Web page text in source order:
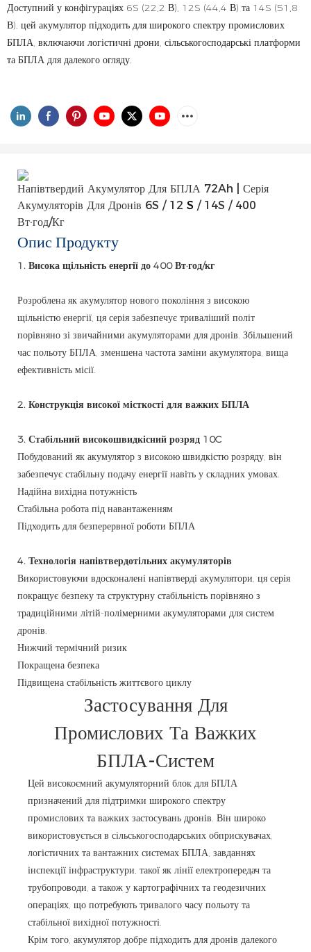
Доступний у конфігураціях 6S (22,2 В), 12S (44,4 В) та 14S (51,8
В), цей акумулятор підходить для широкого спектру промислових
БПЛА, включаючи логістичні дрони, сільськогосподарські платформи
та БПЛА для далекого огляду.
Напівтвердий Акумулятор Для БПЛА 72Ah | Серія
Акумуляторів Для Дронів 6S / 12 S / 14S / 400
Вт·год/кг
Опис Продукту
1. Висока щільність енергії до 400 Вт·год/кг
Розроблена як акумулятор нового покоління з високою
щільністю енергії, ця серія забезпечує триваліший політ
порівняно зі звичайними акумуляторами для дронів. Збільшений
час польоту БПЛА, зменшена частота заміни акумулятора, вища
ефективність місії.
2. Конструкція високої місткості для важких БПЛА
3. Стабільний високошвидкісний розряд 10C
Побудований як акумулятор з високою швидкістю розряду, він
забезпечує стабільну подачу енергії навіть у складних умовах.
Надійна вихідна потужність
Стабільна робота під навантаженням
Підходить для безперервної роботи БПЛА
4. Технологія напівтвердотільних акумуляторів
Використовуючи вдосконалені напівтверді акумулятори, ця серія
покращує безпеку та структурну стабільність порівняно з
традиційними літій-полімерними акумуляторами для систем
дронів.
Нижчий термічний ризик
Покращена безпека
Підвищена стабільність життєвого циклу
Застосування Для
Промислових Та Важких
БПЛА-Систем
Цей високоємний акумуляторний блок для БПЛА
призначений для підтримки широкого спектру
промислових та важких застосувань дронів. Він широко
використовується в сільськогосподарських обприскувачах,
логістичних та вантажних системах БПЛА, завданнях
інспекції інфраструктури, такої як лінії електропередач та
трубопроводи, а також у картографічних та геодезичних
операціях, що потребують тривалого часу польоту та
стабільної вихідної потужності.
Крім того, акумулятор добре підходить для дронів далекого